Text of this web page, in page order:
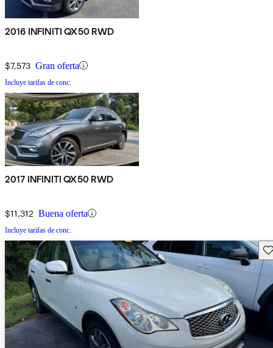
2016 INFINITI QX50 RWD
$7,573 Gran oferta
Incluye tarifas de conc.
2017 INFINITI QX50 RWD
$11,312 Buena oferta
Incluye tarifas de conc.